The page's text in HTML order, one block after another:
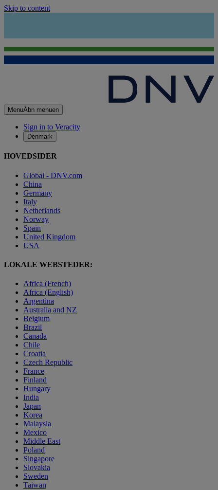
Skip to content
MenuÅbn menuen
Sign in to Veracity
Denmark
HOVEDSIDER
Global - DNV.com
China
Germany
Italy
Netherlands
Norway
Spain
United Kingdom
USA
LOKALE WEBSTEDER:
Africa (French)
Africa (English)
Argentina
Australia and NZ
Belgium
Brazil
Canada
Chile
Croatia
Czech Republic
France
Finland
Hungary
India
Japan
Korea
Malaysia
Mexico
Middle East
Poland
Singapore
Slovakia
Sweden
Taiwan